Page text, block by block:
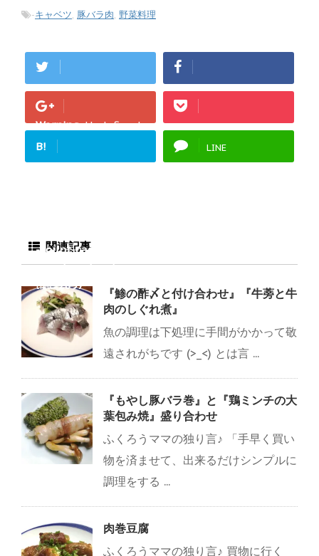
-キャベツ, 豚バラ肉, 野菜料理
Warning: Undefined
array key "Google+"
in/home/fukurou-
-count-cache/sns-
count-cache.phpon
line2897
B! LINE
関連記事
『鯵の酢〆と付け合わせ』『牛蒡と牛
肉のしぐれ煮』
魚の調理は下処理に手間がかかって敬
遠されがちです (>_<) とは言 ...
『もやし豚バラ巻』と『鶏ミンチの大
葉包み焼』盛り合わせ
ふくろうママの独り言♪ 「手早く買い
物を済ませて、出来るだけシンプルに
調理をする ...
肉巻豆腐
ふくろうママの独り言♪ 買物に行く